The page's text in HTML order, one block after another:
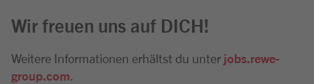
Wir freuen uns auf DICH!
Weitere Informationen erhältst du unter jobs.rewe-
group.com